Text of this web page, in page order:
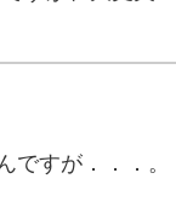
すが．．．。